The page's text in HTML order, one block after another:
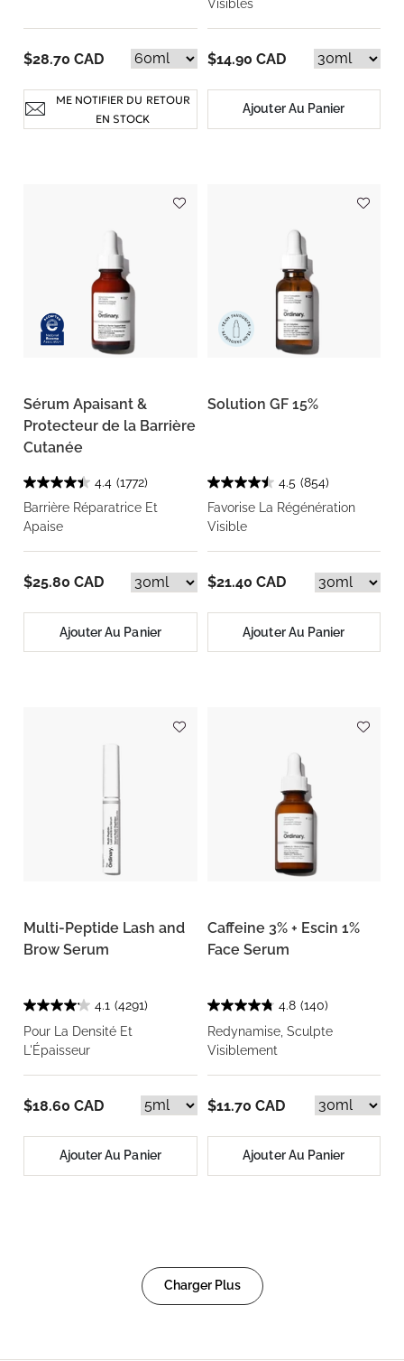
$28.70 CAD
ME NOTIFIER DU RETOUR
EN STOCK
Visibles
$14.90 CAD
Ajouter Au Panier
Sérum Apaisant &
Protecteur de la Barrière
Cutanée
4.4 (1772)
Barrière Réparatrice Et
Apaise
$25.80 CAD
Ajouter Au Panier
Solution GF 15%
4.5 (854)
Favorise La Régénération
Visible
$21.40 CAD
Ajouter Au Panier
Multi-Peptide Lash and
Brow Serum
4.1 (4291)
Pour La Densité Et
L'Épaisseur
$18.60 CAD
Ajouter Au Panier
Caffeine 3% + Escin 1%
Face Serum
4.8 (140)
Redynamise, Sculpte
Visiblement
$11.70 CAD
Ajouter Au Panier
Charger Plus